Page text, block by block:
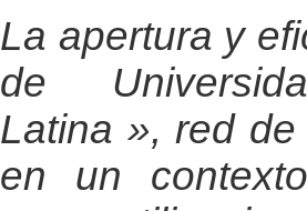
La apertura y
de
Latina », red
en un